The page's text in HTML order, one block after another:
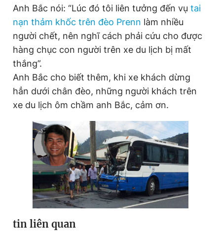
Anh Bắc nói: “Lúc đó tôi liên tưởng đến vụ tai
nạn thảm khốc trên đèo Prenn làm nhiều
người chết, nên nghĩ cách phải cứu cho được
hàng chục con người trên xe du lịch bị mất
thắng”.
Anh Bắc cho biết thêm, khi xe khách dừng
hẳn dưới chân đèo, những người khách trên
xe du lịch ôm chầm anh Bắc, cảm ơn.
tin liên quan